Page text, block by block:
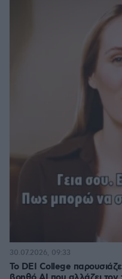
Το DEI College
30.07.2026, 09:33